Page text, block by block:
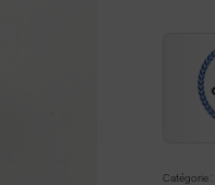
Catégorie :